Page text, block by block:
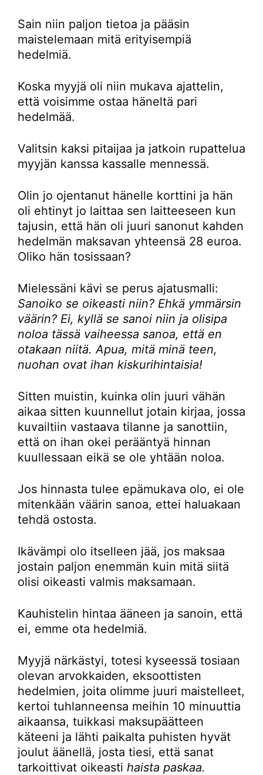
Sain niin paljon tietoa ja pääsin
maistelemaan mitä erityisempiä
hedelmiä.
Koska myyjä oli niin mukava ajattelin,
että voisimme ostaa häneltä pari
hedelmää.
Valitsin kaksi pitaijaa ja jatkoin rupattelua
myyjän kanssa kassalle mennessä.
Olin jo ojentanut hänelle korttini ja hän
oli ehtinyt jo laittaa sen laitteeseen kun
tajusin, että hän oli juuri sanonut kahden
hedelmän maksavan yhteensä 28 euroa.
Oliko hän tosissaan?
Mielessäni kävi se perus ajatusmalli:
Sanoiko se oikeasti niin? Ehkä ymmärsin
väärin? Ei, kyllä se sanoi niin ja olisipa
noloa tässä vaiheessa sanoa, että en
otakaan niitä. Apua, mitä minä teen,
nuohan ovat ihan kiskurihintaisia!
Sitten muistin, kuinka olin juuri vähän
aikaa sitten kuunnellut jotain kirjaa, jossa
kuvailtiin vastaava tilanne ja sanottiin,
että on ihan okei perääntyä hinnan
kuullessaan eikä se ole yhtään noloa.
Jos hinnasta tulee epämukava olo, ei ole
mitenkään väärin sanoa, ettei haluakaan
tehdä ostosta.
Ikävämpi olo itselleen jää, jos maksaa
jostain paljon enemmän kuin mitä siitä
olisi oikeasti valmis maksamaan.
Kauhistelin hintaa ääneen ja sanoin, että
ei, emme ota hedelmiä.
Myyjä närkästyi, totesi kyseessä tosiaan
olevan arvokkaiden, eksoottisten
hedelmien, joita olimme juuri maistelleet,
kertoi tuhlanneensa meihin 10 minuuttia
aikaansa, tuikkasi maksupäätteen
käteeni ja lähti paikalta puhisten hyvät
joulut äänellä, josta tiesi, että sanat
tarkoittivat oikeasti haista paskaa.